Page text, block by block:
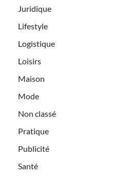
Juridique
Lifestyle
Logistique
Loisirs
Maison
Mode
Non classé
Pratique
Publicité
Santé